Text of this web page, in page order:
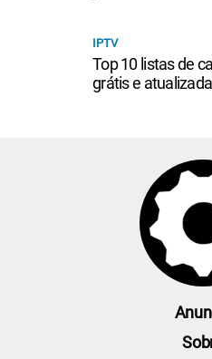
IPTV
Top 10 listas de
grátis e